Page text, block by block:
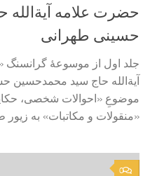
حضرت علامه
حسینی طهرانی
جلد اول از موسوعۀ گرانسنگ
آیة‌الله حاج سید محمدحسین
موضوعِ «احوالات شخصی،
«منقولات و مکاتبات» به زیور
0